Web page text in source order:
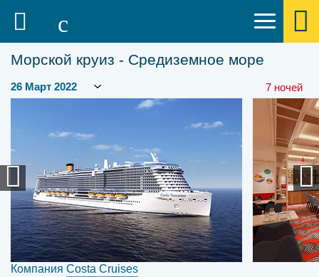
Морской круиз - Средиземное море
7 ночей
Компания Costa Cruises